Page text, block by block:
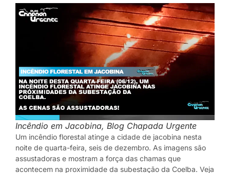
Incêndio em Jacobina, Blog Chapada Urgente
Um incêndio florestal atinge a cidade de jacobina nesta
noite de quarta-feira, seis de dezembro. As imagens são
assustadoras e mostram a força das chamas que
acontecem na proximidade da subestação da Coelba. Veja